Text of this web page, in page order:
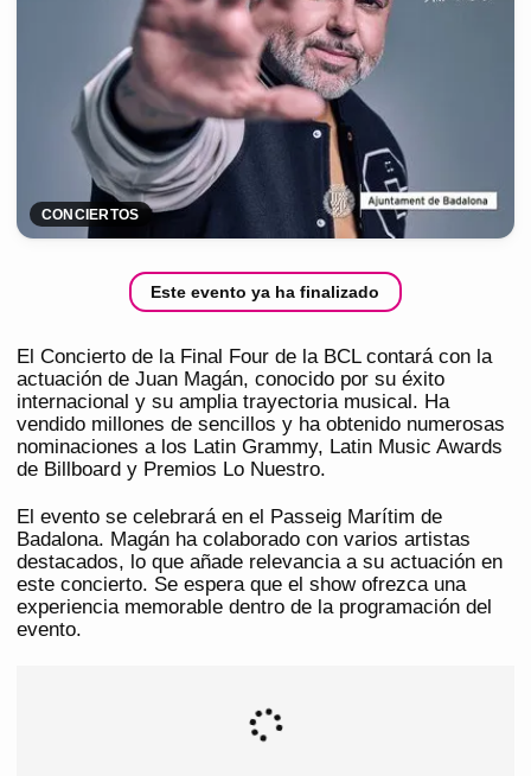
CONCIERTOS
Este evento ya ha finalizado
El Concierto de la Final Four de la BCL contará con la
actuación de Juan Magán, conocido por su éxito
internacional y su amplia trayectoria musical. Ha
vendido millones de sencillos y ha obtenido numerosas
nominaciones a los Latin Grammy, Latin Music Awards
de Billboard y Premios Lo Nuestro.
El evento se celebrará en el Passeig Marítim de
Badalona. Magán ha colaborado con varios artistas
destacados, lo que añade relevancia a su actuación en
este concierto. Se espera que el show ofrezca una
experiencia memorable dentro de la programación del
evento.